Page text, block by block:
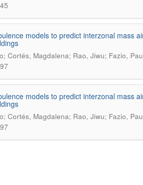
models to predict interzonal mass
Cortés, Magdalena; Rao, Jiwu; Fazio,
models to predict interzonal mass
Cortés, Magdalena; Rao, Jiwu; Fazio,